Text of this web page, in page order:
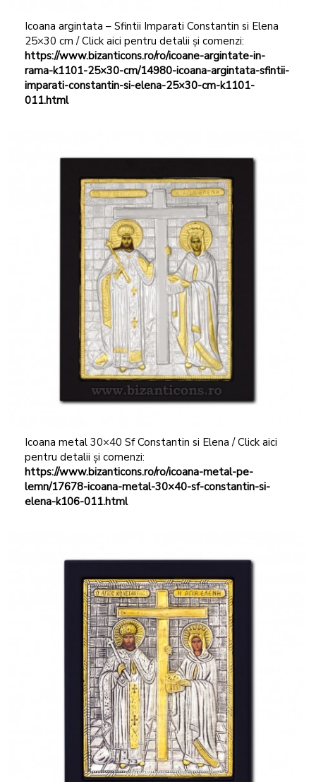
Icoana argintata – Sfintii Imparati Constantin si Elena
25×30 cm / Click aici pentru detalii și comenzi:
https://www.bizanticons.ro/ro/icoane-argintate-in-
rama-k1101-25×30-cm/14980-icoana-argintata-sfintii-
imparati-constantin-si-elena-25×30-cm-k1101-
011.html
Icoana metal 30×40 Sf Constantin si Elena / Click aici
pentru detalii și comenzi:
https://www.bizanticons.ro/ro/icoana-metal-pe-
lemn/17678-icoana-metal-30×40-sf-constantin-si-
elena-k106-011.html